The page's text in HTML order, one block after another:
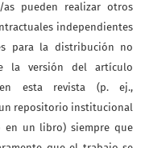
as pueden realizar otros
independientes
para la distribución no
la versión del artículo
esta revista (p. ej.,
repositorio institucional
en un libro) siempre que